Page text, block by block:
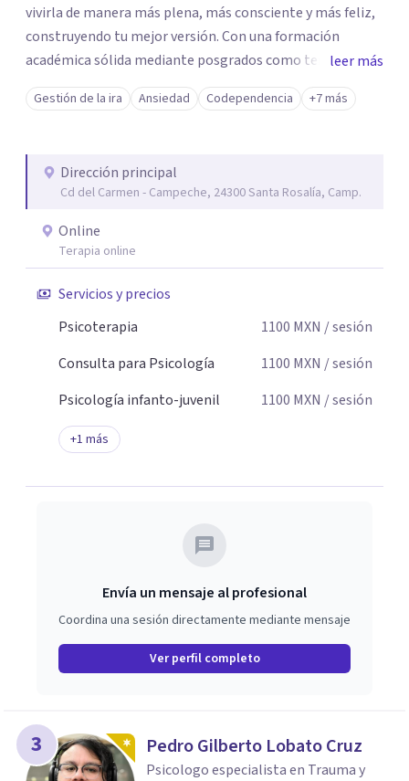
vivirla de manera más plena, más consciente y más feliz,
construyendo tu mejor versión. Con una formación
académica sólida mediante posgrados como terapeuta
breve, familiar e infantil, así como con respaldo
profesional y experiencia clínica de más de 26 años y
auténtica y comunicación clara y directa para darte
seguridad emocional y una dirección firme de tu proceso
de cambio.
leer más
Gestión de la ira Ansiedad Codependencia +7 más
Dirección principal
Cd del Carmen - Campeche, 24300 Santa Rosalía, Camp.
Online
Terapia online
Servicios y precios
Psicoterapia
1100 MXN / sesión
Consulta para Psicología
1100 MXN / sesión
Psicología infanto-juvenil
1100 MXN / sesión
+1 más
Envía un mensaje al profesional
Coordina una sesión directamente mediante mensaje
Ver perfil completo
3 Pedro Gilberto Lobato Cruz
Psicologo especialista en Trauma y